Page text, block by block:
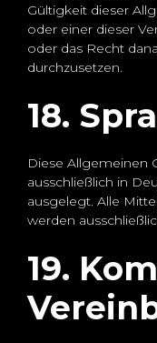
Gültigkeit dieser
oder einer dieser
oder das Recht
durchzusetzen.
18.
Diese Allgemeinen
ausschließlich in
ausgelegt. Alle
werden
19.